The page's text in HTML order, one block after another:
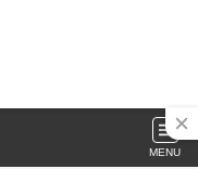
MENU